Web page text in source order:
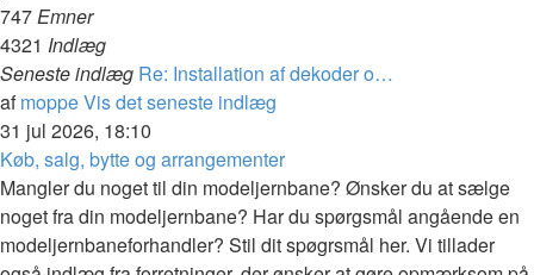
747Emner
4321 Indlæg
Seneste indlæg Re: Installation af dekoder o…
afmoppeVis det seneste indlæg
31 jul 2026, 18:10
Køb, salg, bytte og arrangementer
Mangler du noget til din modeljernbane? Ønsker du at sælge
noget fra din modeljernbane? Har du spørgsmål angående en
modeljernbaneforhandler? Stil dit spøgrsmål her. Vi tillader